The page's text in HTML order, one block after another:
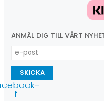
ANMÄL DIG TILL VÅRT
SKICKA
f